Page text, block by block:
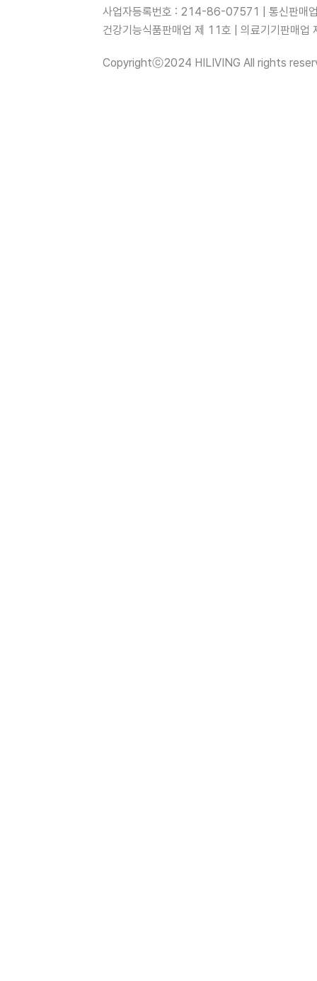
사업자등록번호 : 214-86-07571 | 통신판매
건강기능식품판매업 제 11호 | 의료기기판매
Copyrightⓒ2024 HILIVING All rights